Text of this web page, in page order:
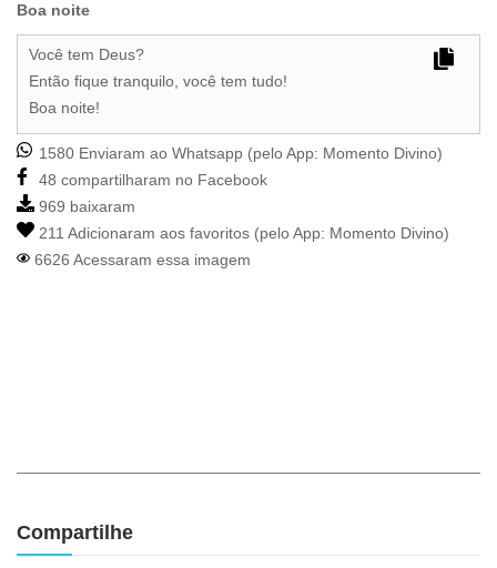
Boa noite
Você tem Deus?
Então fique tranquilo, você tem tudo!
Boa noite!
1580 Enviaram ao Whatsapp (pelo App: Momento Divino)
48 compartilharam no Facebook
969 baixaram
211 Adicionaram aos favoritos (pelo App: Momento Divino)
6626 Acessaram essa imagem
Compartilhe